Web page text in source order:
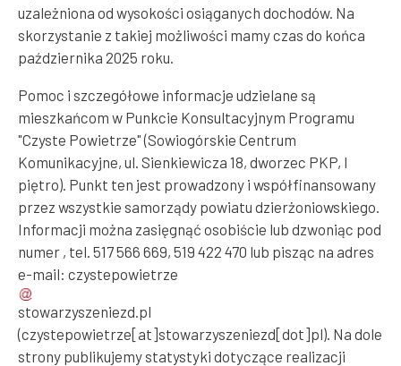
uzależniona od wysokości osiąganych dochodów. Na
skorzystanie z takiej możliwości mamy czas do końca
października 2025 roku.
Pomoc i szczegółowe informacje udzielane są
mieszkańcom w Punkcie Konsultacyjnym Programu
"Czyste Powietrze" (Sowiogórskie Centrum
Komunikacyjne, ul. Sienkiewicza 18, dworzec PKP, I
piętro). Punkt ten jest prowadzony i współfinansowany
przez wszystkie samorządy powiatu dzierżoniowskiego.
Informacji można zasięgnąć osobiście lub dzwoniąc pod
numer , tel. 517 566 669, 519 422 470 lub pisząc na adres
e-mail: czystepowietrze
stowarzyszeniezd pl
(czystepowietrze[at]stowarzyszeniezd[dot]pl) . Na dole
strony publikujemy statystyki dotyczące realizacji